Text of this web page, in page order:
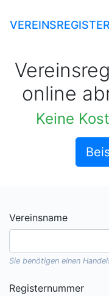
online
Vereinsname
Sie benötigen einen
Registernummer